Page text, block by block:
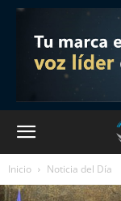
Inicio Noticia del Día